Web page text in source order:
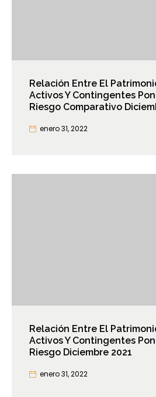
Relación Entre El
Activos Y Contingentes
Riesgo Comparativo
enero 31, 2022
Relación Entre El
Activos Y Contingentes
Riesgo Diciembre 2021
enero 31, 2022